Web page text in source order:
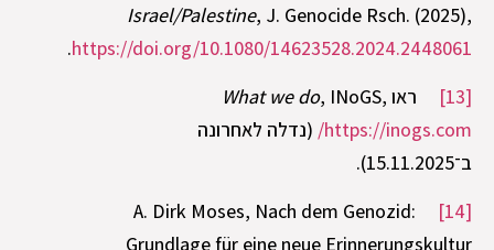
Israel/Palestine , J. Genocide Rsch. (2025),
https://doi.org/10.1080/14623528.2024.2448061
.
ראו What we do , INoGS,
https://inogs.com/ (נדלה לאחרונה
ב־15.11.2025).
A. Dirk Moses, Nach dem Genozid:
Grundlage für eine neue Erinnerungskultur